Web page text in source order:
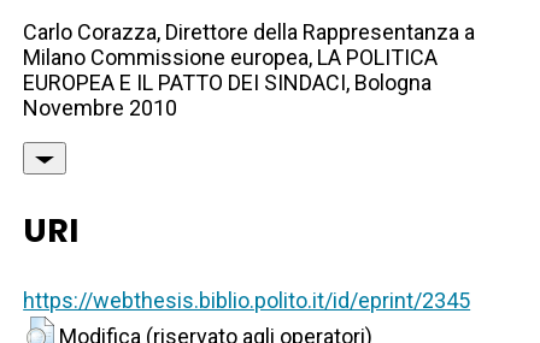
Carlo Corazza, Direttore della Rappresentanza a
Milano Commissione europea, LA POLITICA
EUROPEA E IL PATTO DEI SINDACI, Bologna
Novembre 2010
URI
https://webthesis.biblio.polito.it/id/eprint/2345
Modifica (riservato agli operatori)